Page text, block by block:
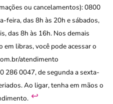
ou cancelamentos): 0800
feira, das 8h às 20h e sábados,
das 8h às 16h. Nos demais
libras, você pode acessar o
atendimento
286 0047, de segunda a sexta-
Ao ligar, tenha em mãos o
↩︎